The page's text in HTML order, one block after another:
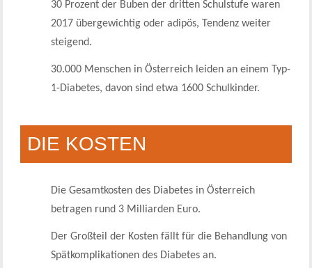
30 Prozent der Buben der dritten Schulstufe waren
2017 übergewichtig oder adipös, Tendenz weiter
steigend.
30.000 Menschen in Österreich leiden an einem Typ-
1-Diabetes, davon sind etwa 1600 Schulkinder.
DIE KOSTEN
Die Gesamtkosten des Diabetes in Österreich
betragen rund 3 Milliarden Euro.
Der Großteil der Kosten fällt für die Behandlung von
Spätkomplikationen des Diabetes an.